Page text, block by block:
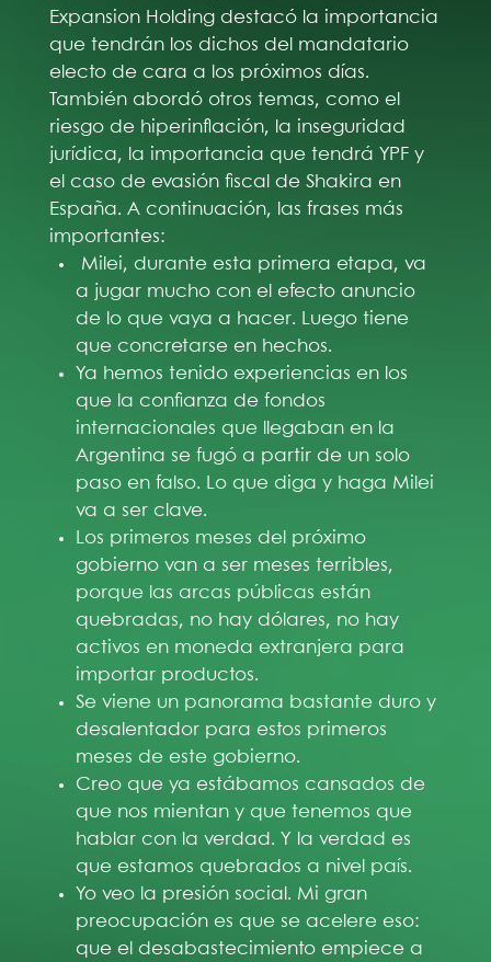
Expansion Holding destacó la importancia
que tendrán los dichos del mandatario
electo de cara a los próximos días.
También abordó otros temas, como el
riesgo de hiperinflación, la inseguridad
jurídica, la importancia que tendrá YPF y
el caso de evasión fiscal de Shakira en
España. A continuación, las frases más
importantes:
Milei, durante esta primera etapa, va
a jugar mucho con el efecto anuncio
de lo que vaya a hacer. Luego tiene
que concretarse en hechos.
Ya hemos tenido experiencias en los
que la confianza de fondos
internacionales que llegaban en la
Argentina se fugó a partir de un solo
paso en falso. Lo que diga y haga Milei
va a ser clave.
Los primeros meses del próximo
gobierno van a ser meses terribles,
porque las arcas públicas están
quebradas, no hay dólares, no hay
activos en moneda extranjera para
importar productos.
Se viene un panorama bastante duro y
desalentador para estos primeros
meses de este gobierno.
Creo que ya estábamos cansados de
que nos mientan y que tenemos que
hablar con la verdad. Y la verdad es
que estamos quebrados a nivel país.
Yo veo la presión social. Mi gran
preocupación es que se acelere eso:
que el desabastecimiento empiece a